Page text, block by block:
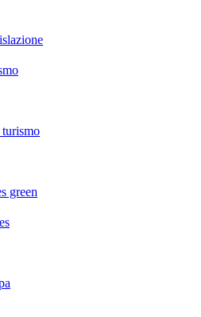
turismo
green